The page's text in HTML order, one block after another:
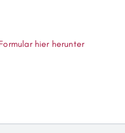
hier herunter